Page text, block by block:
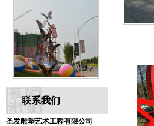
联系我们
圣发雕塑艺术工程有限公司